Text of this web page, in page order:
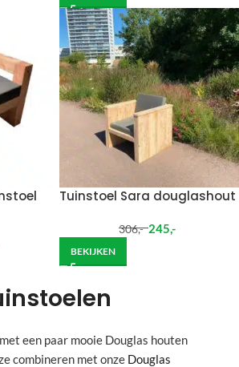
Tuinstoel Sara douglashout
306,- 245,-
BEKIJKEN
een paar mooie Douglas houten
combineren met onze Douglas